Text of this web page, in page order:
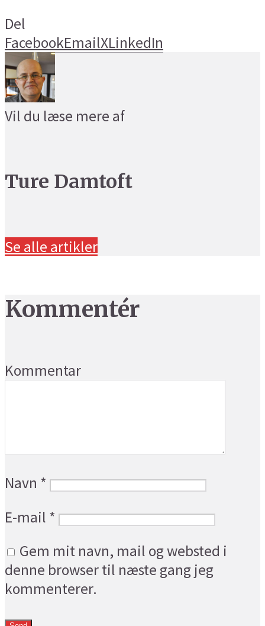
Del
FacebookEmailXLinkedIn
Vil du læse mere af
Ture Damtoft
Se alle artikler
Kommentér
Kommentar
Navn *
E-mail *
Gem mit navn, mail og websted i
denne browser til næste gang jeg
kommenterer.